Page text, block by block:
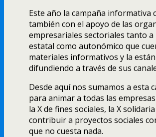
Este año la campaña informativa
también con el apoyo de las
empresariales sectoriales tanto a
estatal como autonómico que
materiales informativos y la están
difundiendo a través de sus
Desde aquí nos sumamos a esta
para animar a todas las
la X de fines sociales, la X
contribuir a proyectos sociales
que no cuesta nada.